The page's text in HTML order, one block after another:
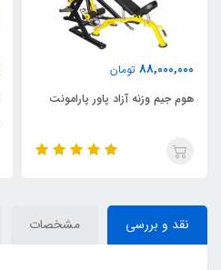
88,000,000 تومان
هوم جیم وزنه آزاد پاور پارامونت
نقد و بررسی مشخصات